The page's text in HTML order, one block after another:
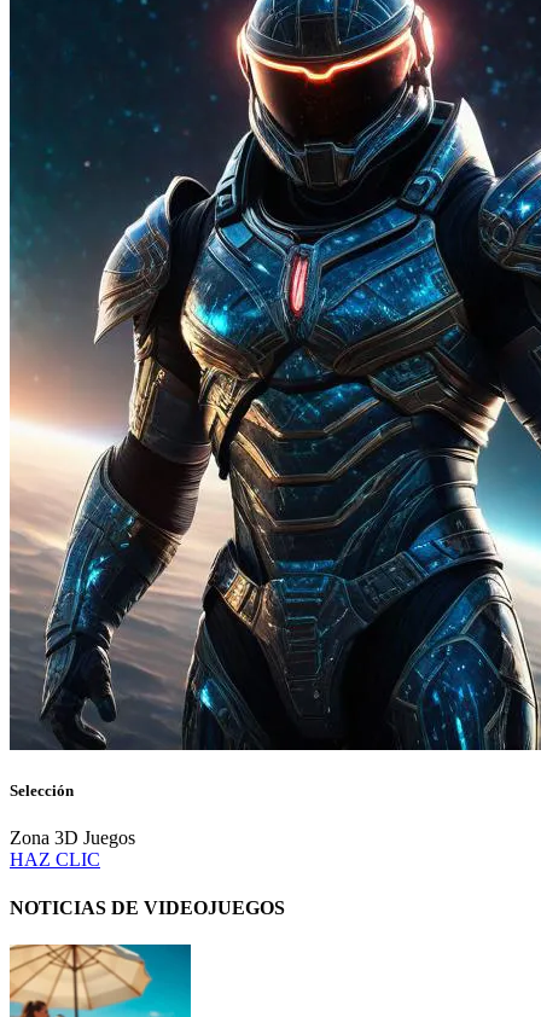
Selección
Zona 3D Juegos
HAZ CLIC
NOTICIAS DE VIDEOJUEGOS